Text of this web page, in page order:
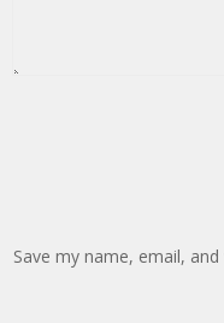
Save my name, email,